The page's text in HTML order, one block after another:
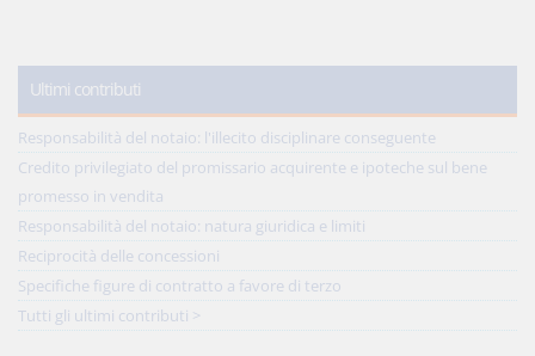
Ultimi contributi
Responsabilità del notaio: l'illecito disciplinare conseguente
Credito privilegiato del promissario acquirente e ipoteche sul bene
promesso in vendita
Responsabilità del notaio: natura giuridica e limiti
Reciprocità delle concessioni
Specifiche figure di contratto a favore di terzo
Tutti gli ultimi contributi >